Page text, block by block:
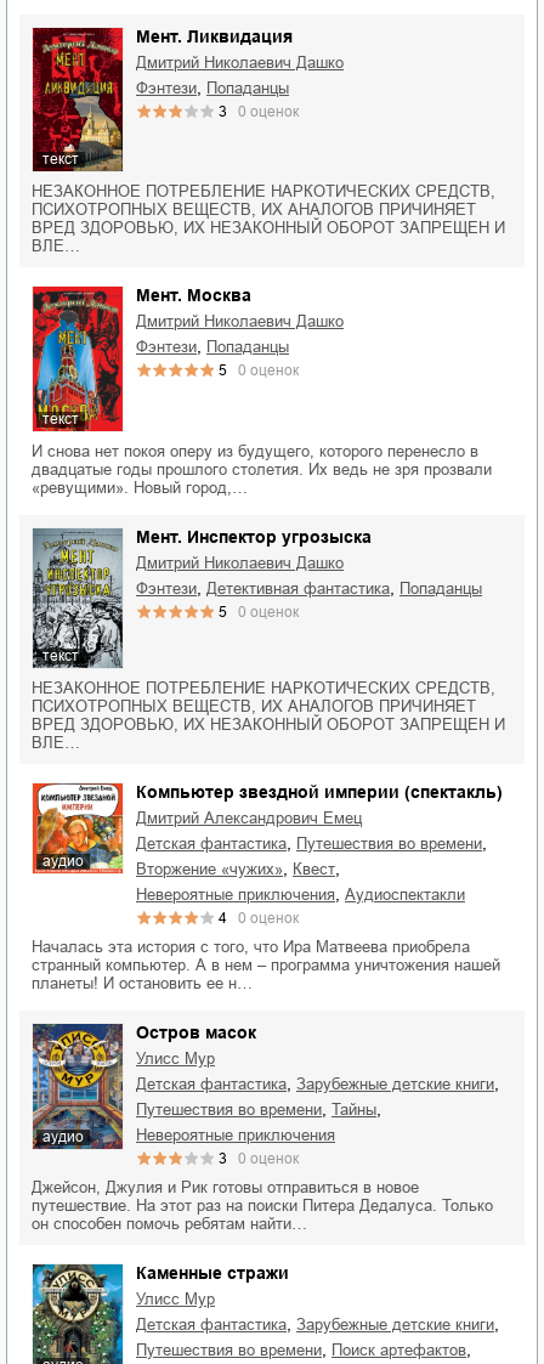
текст
Мент. Ликвидация
Дмитрий Николаевич Дашко
фэнтези
попаданцы
3 0 оценок
НЕЗАКОННОЕ ПОТРЕБЛЕНИЕ НАРКОТИЧЕСКИХ СРЕДСТВ,
ПСИХОТРОПНЫХ ВЕЩЕСТВ, ИХ АНАЛОГОВ ПРИЧИНЯЕТ
ВРЕД ЗДОРОВЬЮ, ИХ НЕЗАКОННЫЙ ОБОРОТ ЗАПРЕЩЕН И
ВЛЕ…
текст
Мент. Москва
Дмитрий Николаевич Дашко
фэнтези, попаданцы
5 0 оценок
И снова нет покоя оперу из будущего, которого перенесло в
двадцатые годы прошлого столетия. Их ведь не зря прозвали
«ревущими». Новый город,…
текст
Мент. Инспектор угрозыска
Дмитрий Николаевич Дашко
фэнтези
детективная фантастика попаданцы
5 0 оценок
НЕЗАКОННОЕ ПОТРЕБЛЕНИЕ НАРКОТИЧЕСКИХ СРЕДСТВ,
ПСИХОТРОПНЫХ ВЕЩЕСТВ, ИХ АНАЛОГОВ ПРИЧИНЯЕТ
ВРЕД ЗДОРОВЬЮ, ИХ НЕЗАКОННЫЙ ОБОРОТ ЗАПРЕЩЕН И
ВЛЕ…
аудио
Компьютер звездной империи (спектакль)
Дмитрий Александрович Емец
детская фантастика, путешествия во времени,
вторжение «чужих», квест,
невероятные приключения, аудиоспектакли
4 0 оценок
Началась эта история с того, что Ира Матвеева приобрела
странный компьютер. А в нем – программа уничтожения нашей
планеты! И остановить ее н…
аудио
Остров масок
Улисс Мур
детская фантастика, зарубежные детские книги,
путешествия во времени, тайны,
невероятные приключения
3 0 оценок
Джейсон, Джулия и Рик готовы отправиться в новое
путешествие. На этот раз на поиски Питера Дедалуса. Только
он способен помочь ребятам найти…
Каменные стражи
Улисс Мур
детская фантастика, зарубежные детские книги,
путешествия во времени, поиск артефактов,